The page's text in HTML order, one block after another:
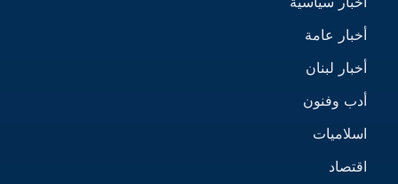
أخبار عامة
أخبار لبنان
أدب وفنون
اسلاميات
اقتصاد